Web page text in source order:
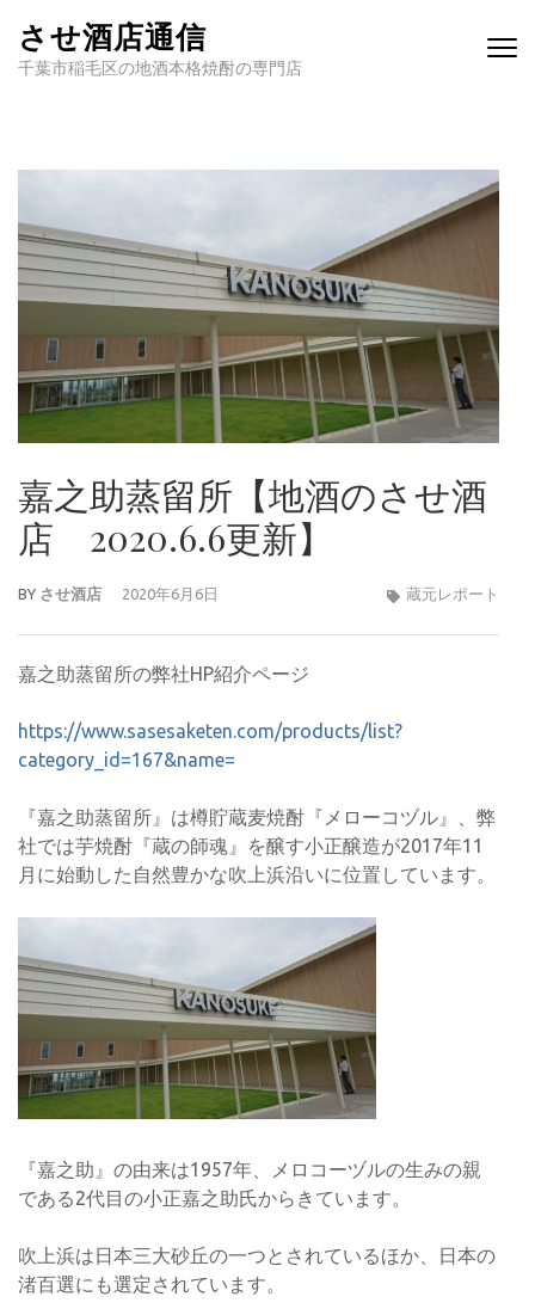
させ酒店通信
千葉市稲毛区の地酒本格焼酎の専門店
嘉之助蒸留所【地酒のさせ酒
店 2020.6.6更新】
BY させ酒店 2020年6月6日 蔵元レポート
嘉之助蒸留所の弊社HP紹介ページ
https://www.sasesaketen.com/products/list?
category_id=167&name=
『嘉之助蒸留所』は樽貯蔵麦焼酎『メローコヅル』、弊
社では芋焼酎『蔵の師魂』を醸す小正醸造が2017年11
月に始動した自然豊かな吹上浜沿いに位置しています。
『嘉之助』の由来は1957年、メロコーヅルの生みの親
である2代目の小正嘉之助氏からきています。
吹上浜は日本三大砂丘の一つとされているほか、日本の
渚百選にも選定されています。